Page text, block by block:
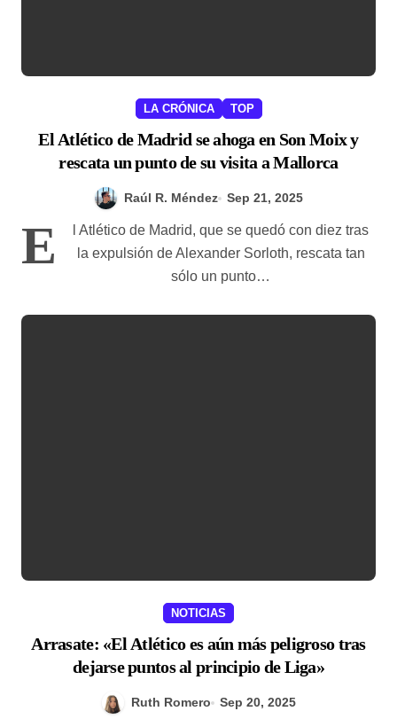
LA CRÓNICA TOP
El Atlético de Madrid se ahoga en Son Moix y
rescata un punto de su visita a Mallorca
Raúl R. Méndez Sep 21, 2025
E
l Atlético de Madrid, que se quedó con diez tras
la expulsión de Alexander Sorloth, rescata tan
sólo un punto…
NOTICIAS
Arrasate: «El Atlético es aún más peligroso tras
dejarse puntos al principio de Liga»
Ruth Romero Sep 20, 2025